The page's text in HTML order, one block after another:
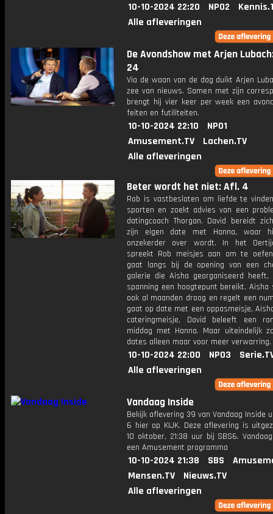
10-10-2024 22:20 NPO2
Alle afleveringen
De Avondshow met Arjen
24
Via de waan van de dag duikt Arjen
zee van nieuws. Samen met zijn
brengt hij vier keer per week een
feiten en futiliteiten.
10-10-2024 22:10
NPO1
Amusement.TV
Lachen.TV
Alle afleveringen
Beter wordt het niet: Afl. 4
Rob is vastbesloten om liefde te
sporten en zoekt advies van een
datingcoach Thorgan. David bereidt
zijn eigen date met Hanna, waar
onzekerder over wordt. In het
spreekt Rob meisjes aan om te
gaat langs bij de opening van een
galerie die Aisha georganiseerd
spanning een hoogtepunt bereikt.
ook al maanden droog en regelt een
gaat op date met een oppasmeisje,
cateringmeisje, David beleeft een
middag met Hanna. Maar uiteindelijk
dates alleen maar voor meer verwarring.
10-10-2024 22:00 NPO3
Alle afleveringen
Vandaag Inside
Bekijk aflevering 39 van Vandaag Inside
6 hier op KIJK. Deze aflevering is
10 oktober, 21:38 uur bij SBS6.
een Amusement programma
10-10-2024 21:38 SBS
Mensen.TV
Nieuws.TV
Alle afleveringen